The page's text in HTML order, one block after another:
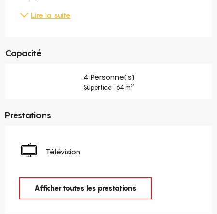
Lire la suite
Capacité
4 Personne(s)
Superficie : 64 m2
Prestations
Télévision
Afficher toutes les prestations